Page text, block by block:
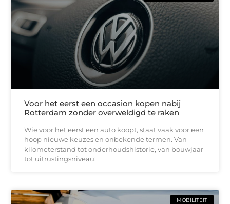
Voor het eerst een occasion kopen nabij
Rotterdam zonder overweldigd te raken
Wie voor het eerst een auto koopt, staat vaak voor een
hoop nieuwe keuzes en onbekende termen. Van
kilometerstand tot onderhoudshistorie, van bouwjaar
tot uitrustingsniveau:
MOBILITEIT